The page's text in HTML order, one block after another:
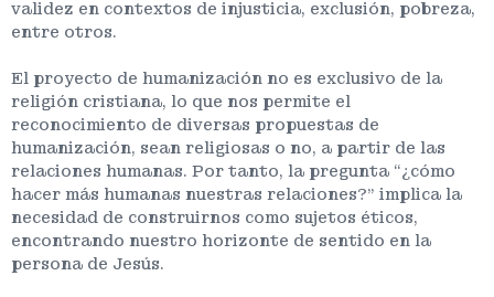
validez en contextos de injusticia, exclusión, pobreza,
entre otros.
El proyecto de humanización no es exclusivo de la
religión cristiana, lo que nos permite el
reconocimiento de diversas propuestas de
humanización, sean religiosas o no, a partir de las
relaciones humanas. Por tanto, la pregunta “¿cómo
hacer más humanas nuestras relaciones?” implica la
necesidad de construirnos como sujetos éticos,
encontrando nuestro horizonte de sentido en la
persona de Jesús.